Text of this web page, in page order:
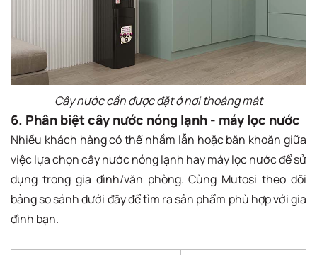
Cây nước cần được đặt ở nơi thoáng mát
6. Phân biệt cây nước nóng lạnh - máy lọc nước
Nhiều khách hàng có thể nhầm lẫn hoặc băn khoăn giữa
việc lựa chọn cây nước nóng lạnh hay máy lọc nước để sử
dụng trong gia đình/văn phòng. Cùng Mutosi theo dõi
bảng so sánh dưới đây để tìm ra sản phẩm phù hợp với gia
đình bạn.